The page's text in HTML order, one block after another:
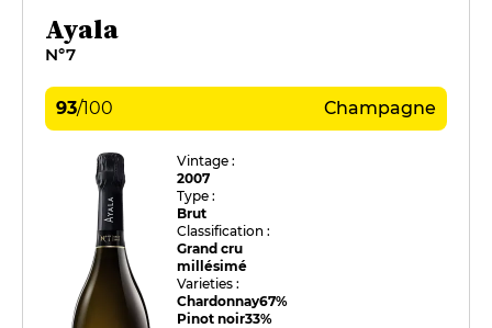
Ayala
N°7
93/100 Champagne
Vintage :
2007
Type :
Brut
Classification :
Grand cru
millésimé
Varieties :
Chardonnay67%
Pinot noir33%